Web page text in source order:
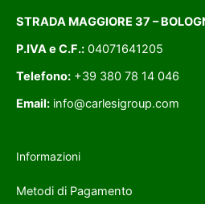
STRADA MAGGIORE 37 –
P.IVA e C.F.: 04071641205
Telefono: +39 380 78 14 046
Email: info@carlesigroup.com
Informazioni
Metodi di Pagamento